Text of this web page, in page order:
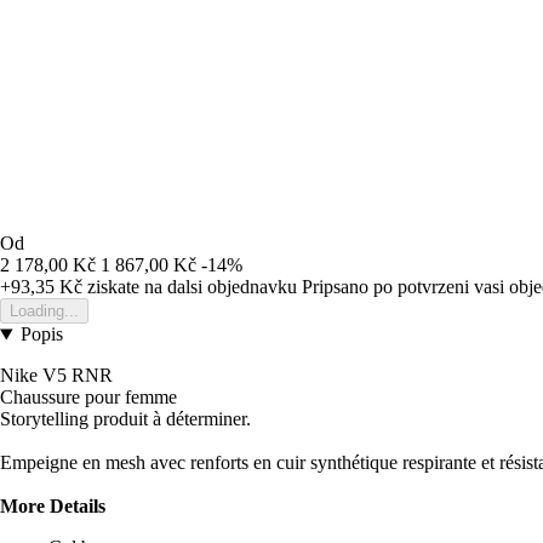
Od
2 178,00 Kč 1 867,00 Kč -14%
+93,35 Kč ziskate na dalsi objednavku Pripsano po potvrzeni vasi
Loading...
Popis
Nike V5 RNR
Chaussure pour femme
Storytelling produit à déterminer.
Empeigne en mesh avec renforts en cuir synthétique respirante et
More Details